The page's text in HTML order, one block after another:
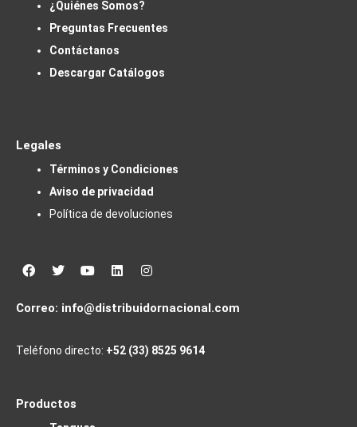
¿Quiénes Somos?
Preguntas Frecuentes
Contáctanos
Descargar Catálogos
Legales
Términos y Condiciones
Aviso de privacidad
Política de devoluciones
Facebook
TwitterYoutubeLinkedinInstagram
Correo: info@distribuidornacional.com
Teléfono directo: +52 (33) 8525 9614
Productos